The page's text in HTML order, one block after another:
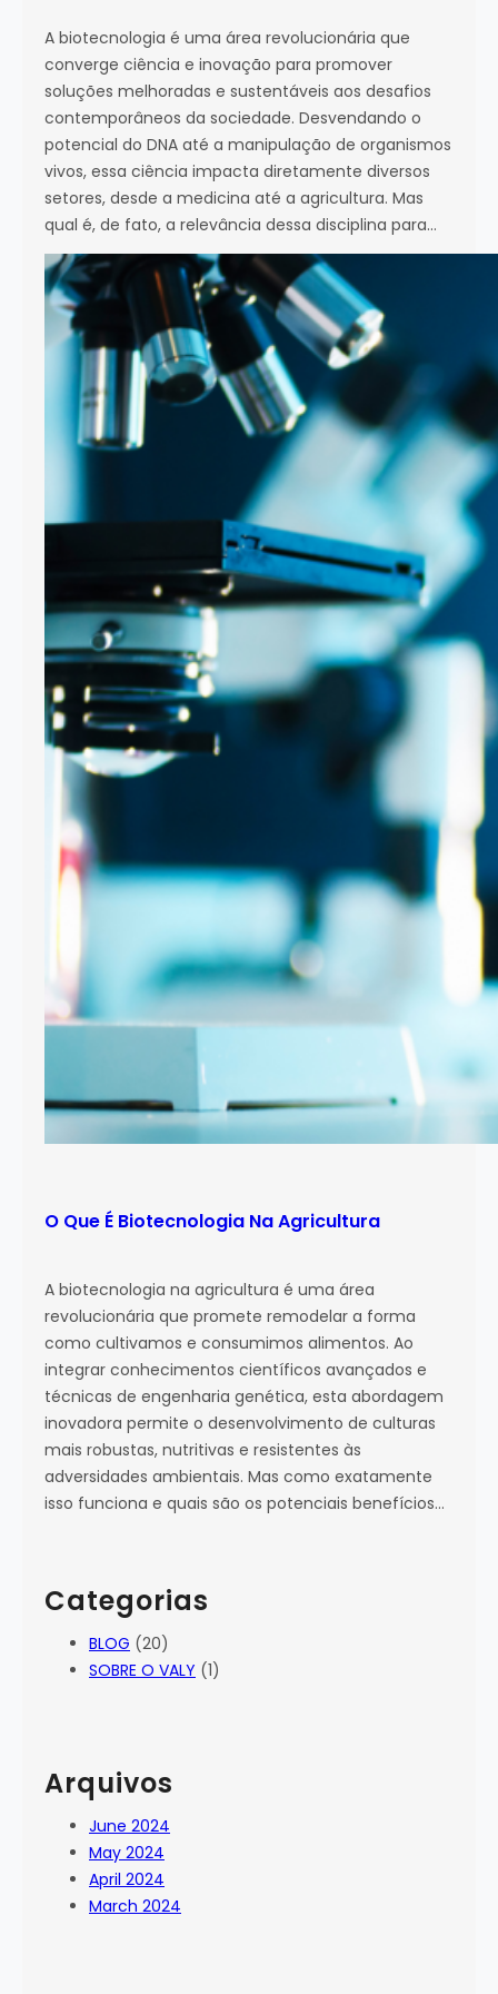
A biotecnologia é uma área revolucionária que
converge ciência e inovação para promover
soluções melhoradas e sustentáveis aos desafios
contemporâneos da sociedade. Desvendando o
potencial do DNA até a manipulação de organismos
vivos, essa ciência impacta diretamente diversos
setores, desde a medicina até a agricultura. Mas
qual é, de fato, a relevância dessa disciplina para…
O Que É Biotecnologia Na Agricultura
A biotecnologia na agricultura é uma área
revolucionária que promete remodelar a forma
como cultivamos e consumimos alimentos. Ao
integrar conhecimentos científicos avançados e
técnicas de engenharia genética, esta abordagem
inovadora permite o desenvolvimento de culturas
mais robustas, nutritivas e resistentes às
adversidades ambientais. Mas como exatamente
isso funciona e quais são os potenciais benefícios…
Categorias
BLOG (20)
SOBRE O VALY (1)
Arquivos
June 2024
May 2024
April 2024
March 2024